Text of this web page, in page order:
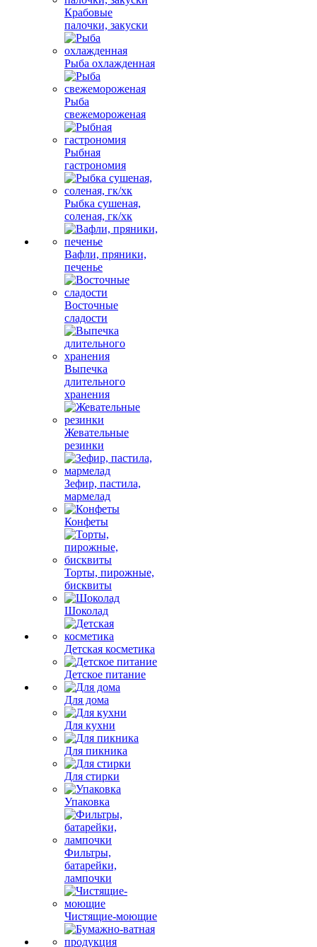
Крабовые
палочки, закуски
Рыба охлажденная
Рыба
свежемороженая
Рыбная
гастрономия
Рыбка сушеная,
соленая, гк/хк
Вафли, пряники,
печенье
Восточные
сладости
Выпечка
длительного
хранения
Жевательные
резинки
Зефир, пастила,
мармелад
Конфеты
Торты, пирожные,
бисквиты
Шоколад
Детская косметика
Детское питание
Для дома
Для кухни
Для пикника
Для стирки
Упаковка
Фильтры,
батарейки,
лампочки
Чистящие-моющие